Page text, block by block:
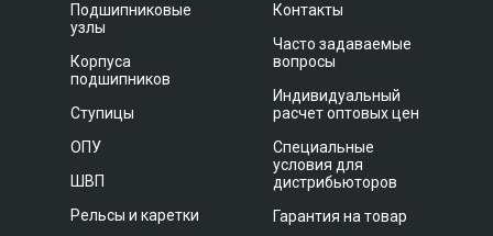
Подшипниковые
узлы
Корпуса
подшипников
Ступицы
ОПУ
ШВП
Рельсы и каретки
Контакты
Часто задаваемые
вопросы
Индивидуальный
расчет оптовых цен
Специальные
условия для
дистрибьюторов
Гарантия на товар